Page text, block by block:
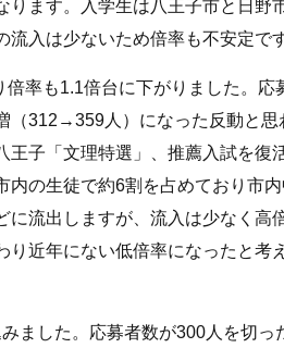
ます。入学生は八王子市と日野
入は少ないため倍率も不安定です
率も1.1倍台に下がりました。応
（312→359人）になった反動と思
子「文理特選」、推薦入試を復
の生徒で約6割を占めており市
流出しますが、流入は少なく高
近年にない低倍率になったと考
ました。応募者数が300人を切っ